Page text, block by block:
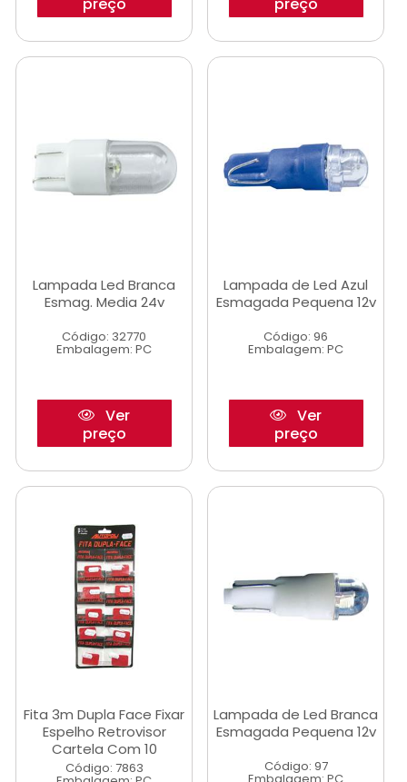
Lampada Led Branca
Esmag. Media 24v
Código: 32770
Embalagem: PC
Ver
preço
Lampada de Led Azul
Esmagada Pequena 12v
Código: 96
Embalagem: PC
Ver
preço
Fita 3m Dupla Face Fixar
Espelho Retrovisor
Cartela Com 10
Código: 7863
Lampada de Led Branca
Esmagada Pequena 12v
Código: 97